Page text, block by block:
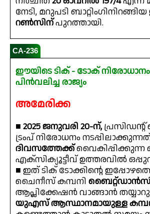
നേടി, മറുപടി ബാറ്റിംഗിനിറങ്ങിയ
റൺസിന്പുറത്തായി.
CA-236
ഈയിടെ ടിക് - ടോക് നിരോധാനം
പിൻവലിച്ച രാജ്യം
അമേരിക്ക
■ 2025 ജനുവരി 20-ന്,
ട്രംപ് നിരോധനം
ദിവസത്തേക്ക്വൈകിപ്പിക്കുന്ന
എക്സിക്യൂട്ടീവ് ഉത്തരവിൽ
■ ഇത് ടിക് ടോക്കിന്റെ
ചൈനീസ് കമ്പനി
ആപ്ലിക്കേഷൻ വാങ്ങാൻ
യുഎസ് ആസ്ഥാനമായുള്ള